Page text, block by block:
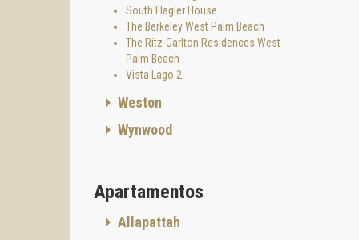
South Flagler House
The Berkeley West Palm Beach
The Ritz-Carlton Residences West
Palm Beach
Vista Lago 2
Weston
Wynwood
Apartamentos
Allapattah